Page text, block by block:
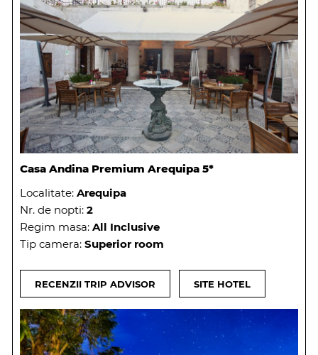
Casa Andina Premium Arequipa 5*
Localitate: Arequipa
Nr. de nopti: 2
Regim masa: All Inclusive
Tip camera: Superior room
RECENZII TRIP ADVISOR SITE HOTEL